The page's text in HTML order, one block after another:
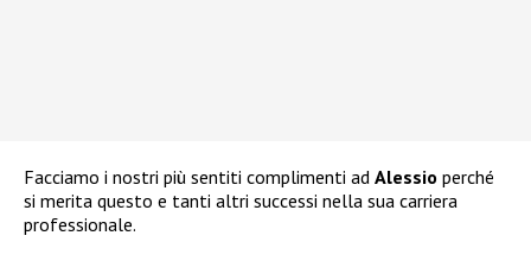
Facciamo i nostri più sentiti complimenti ad Alessio perché
si merita questo e tanti altri successi nella sua carriera
professionale.